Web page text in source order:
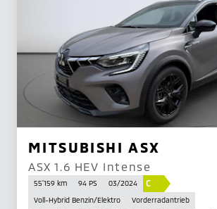
MITSUBISHI ASX
ASX 1.6 HEV Intense
55'159 km 94 PS 03/2024 C
Voll-Hybrid Benzin/Elektro
Vorderradantrieb